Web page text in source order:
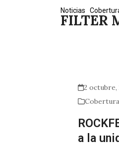
FILTER
Noticias
2 octubre,
Cobertura
a la